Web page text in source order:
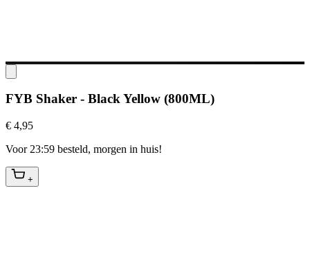
FYB Shaker - Black Yellow (800ML)
€ 4,95
Voor 23:59 besteld, morgen in huis!
+